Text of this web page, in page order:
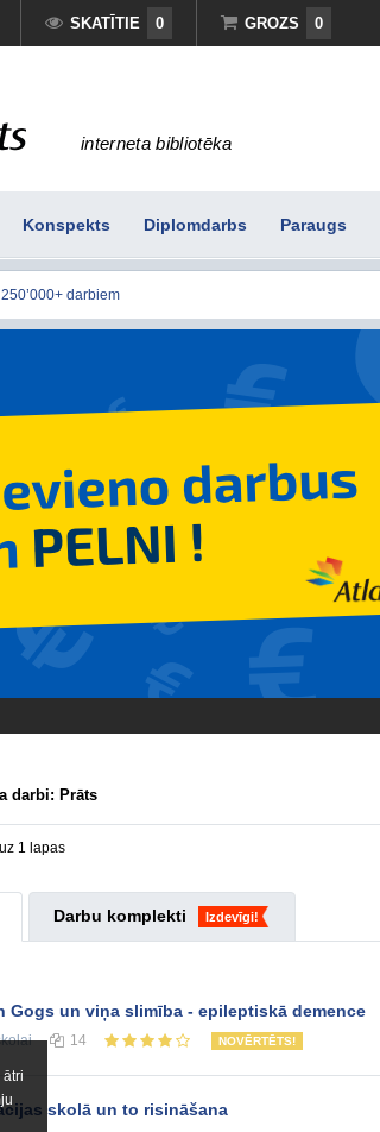
SKATĪTIE 0 GROZS 0
interneta bibliotēka
Konspekts Diplomdarbs Paraugs
darbi: Prāts
1 lapas
Darbu komplekti Izdevīgi!
Gogs un viņa slimība - epileptiskā demence
14 NOVĒRTĒTS!
skolā un to risināšana